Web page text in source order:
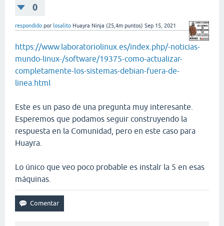
0
respondido por losalito Huayra Ninja (25,4m puntos) Sep 15, 2021
https://www.laboratoriolinux.es/index.php/-noticias-
mundo-linux-/software/19375-como-actualizar-
completamente-los-sistemas-debian-fuera-de-
linea.html
Este es un paso de una pregunta muy interesante.
Esperemos que podamos seguir construyendo la
respuesta en la Comunidad, pero en este caso para
Huayra.
Lo único que veo poco probable es instalr la 5 en esas
máquinas.